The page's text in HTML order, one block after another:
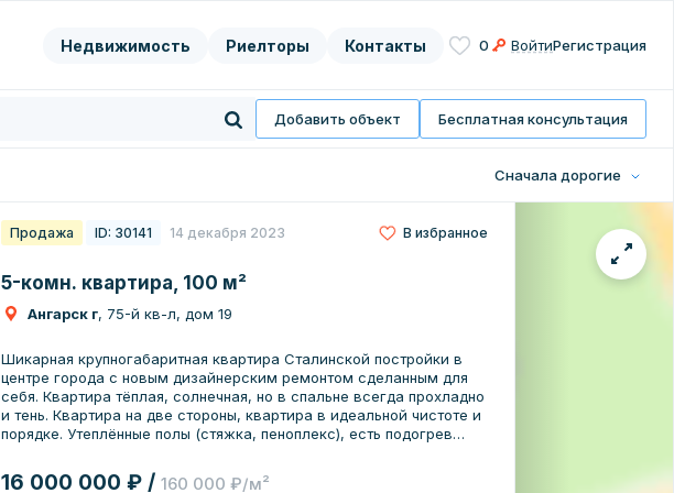
Недвижимость Риелторы Контакты 0 ВойтиРегистрация
Добавить объект Бесплатная консультация
Сначала дорогие
Продажа ID: 30141 14 декабря 2023 В избранное
5-комн. квартира, 100 м²
Ангарск г, 75-й кв-л, дом 19
Шикарная крупногабаритная квартира Сталинской постройки в
центре города с новым дизайнерским ремонтом сделанным для
себя. Квартира тёплая, солнечная, но в спальне всегда прохладно
и тень. Квартира на две стороны, квартира в идеальной чистоте и
порядке. Утеплённые полы (стяжка, пеноплекс), есть подогрев
ПВХ, новые радиаторы, проводка. Планировка очень удобная и
16 000 000 ₽ / 160 000 ₽/м²